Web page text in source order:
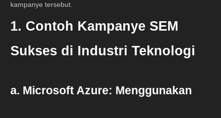
kampanye tersebut.
1. Contoh Kampanye SEM
Sukses di Industri Teknologi
a. Microsoft Azure: Menggunakan